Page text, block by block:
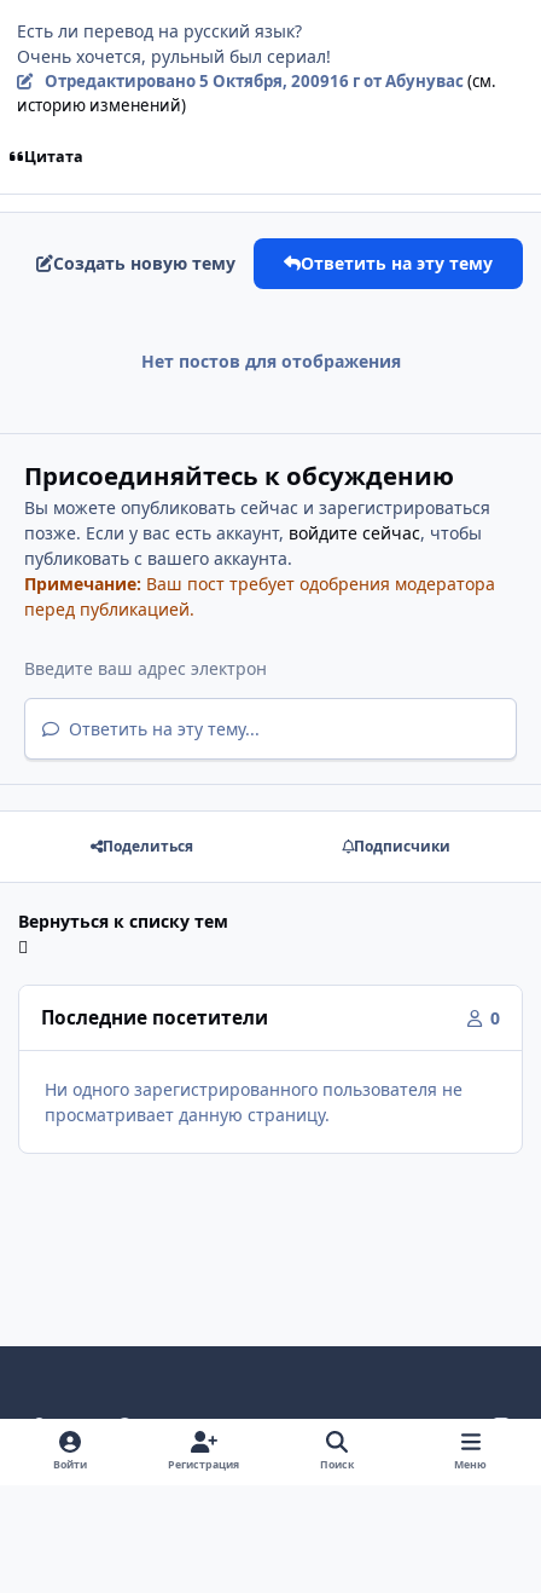
Есть ли перевод на русский язык?
Очень хочется, рульный был сериал!
Отредактировано5 Октября, 200916 гот Абунувас(см.
историю изменений)
Цитата
Создать новую тему Ответить на эту тему
Нет постов для отображения
Присоединяйтесь к обсуждению
Вы можете опубликовать сейчас и зарегистрироваться
позже. Если у вас есть аккаунт, войдите сейчас, чтобы
публиковать с вашего аккаунта.
Примечание: Ваш пост требует одобрения модератора
перед публикацией.
Ответить на эту тему...
Поделиться Подписчики
Вернуться к списку тем
Последние посетители 0
Ни одного зарегистрированного пользователя не
просматривает данную страницу.
Светлый режим
Темный режим
Как в системе
v
k
Политика конфиденциальности
Войти Регистрация Поиск Меню